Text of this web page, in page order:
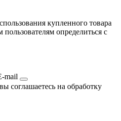
купленного товара
определиться с
mail
соглашаетесь на обработку